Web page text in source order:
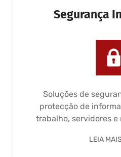
Segurança
Soluções de
protecção de
trabalho, servidores
LEIA